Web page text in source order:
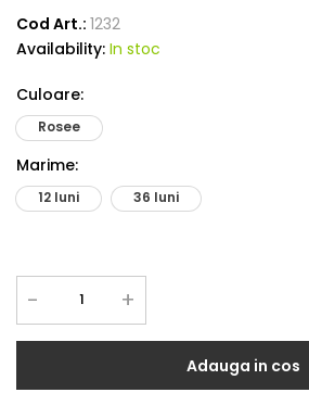
Cod Art.: 1232
Availability: In stoc
Culoare:
Rosee
Marime:
12 luni 36 luni
- +
Adauga in cos